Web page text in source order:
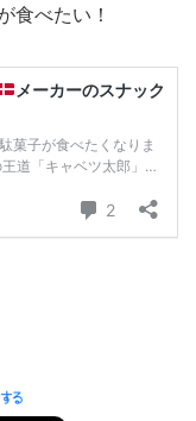
食べたい！